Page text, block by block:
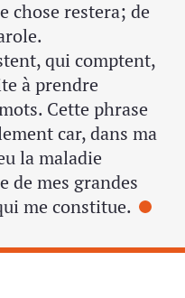
chose restera; de
qui comptent,
à prendre
Cette phrase
car, dans ma
la maladie
de mes grandes
me constitue.